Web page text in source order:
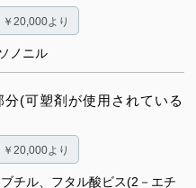
￥20,000より
ノニル
(可塑剤が使用されている
￥20,000より
チル、フタル酸ビス(2－エチ